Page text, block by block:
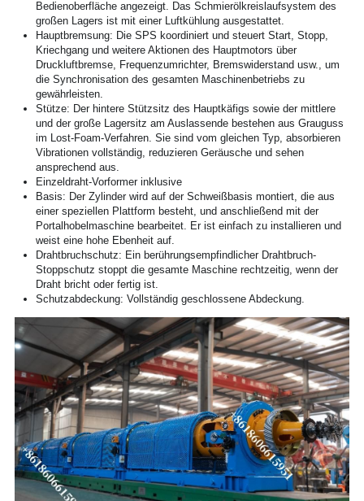
Bedienoberfläche angezeigt. Das Schmierölkreislaufsystem des
großen Lagers ist mit einer Luftkühlung ausgestattet.
Hauptbremsung: Die SPS koordiniert und steuert Start, Stopp,
Kriechgang und weitere Aktionen des Hauptmotors über
Druckluftbremse, Frequenzumrichter, Bremswiderstand usw., um
die Synchronisation des gesamten Maschinenbetriebs zu
gewährleisten.
Stütze: Der hintere Stützsitz des Hauptkäfigs sowie der mittlere
und der große Lagersitz am Auslassende bestehen aus Grauguss
im Lost-Foam-Verfahren. Sie sind vom gleichen Typ, absorbieren
Vibrationen vollständig, reduzieren Geräusche und sehen
ansprechend aus.
Einzeldraht-Vorformer inklusive
Basis: Der Zylinder wird auf der Schweißbasis montiert, die aus
einer speziellen Plattform besteht, und anschließend mit der
Portalhobelmaschine bearbeitet. Er ist einfach zu installieren und
weist eine hohe Ebenheit auf.
Drahtbruchschutz: Ein berührungsempfindlicher Drahtbruch-
Stoppschutz stoppt die gesamte Maschine rechtzeitig, wenn der
Draht bricht oder fertig ist.
Schutzabdeckung: Vollständig geschlossene Abdeckung.